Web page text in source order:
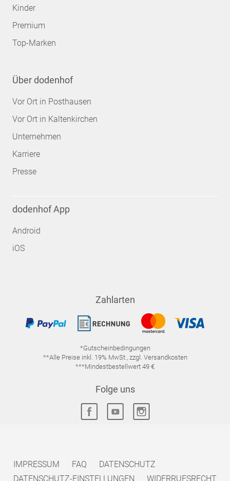
Kinder
Premium
Top-Marken
Über dodenhof
Vor Ort in Posthausen
Vor Ort in Kaltenkirchen
Unternehmen
Karriere
Presse
dodenhof App
Android
iOS
Zahlarten
*Gutscheinbedingungen
**Alle Preise inkl. 19% MwSt., zzgl. Versandkosten
***Mindestbestellwert 49 €
Folge uns
IMPRESSUM FAQ
DATENSCHUTZ
DATENSCHUTZ-EINSTELLUNGEN
WIDERRUFSRECHT